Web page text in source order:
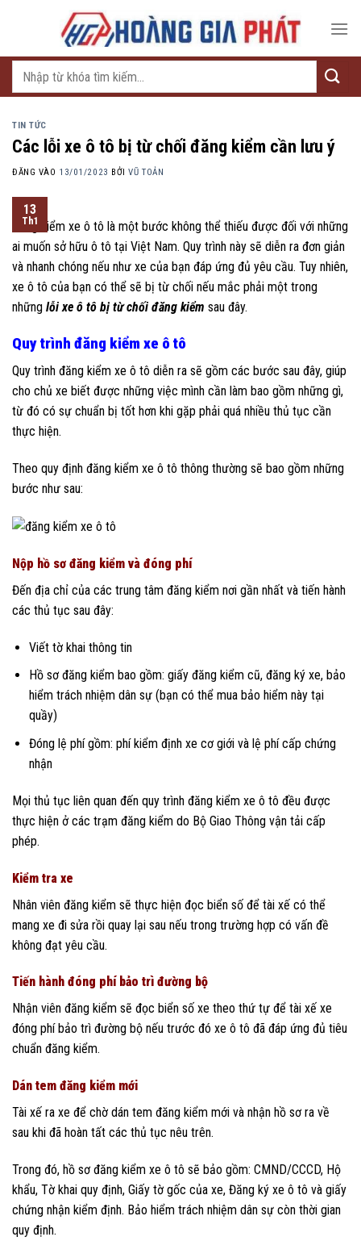
Tìm
TIN TỨC
Các lỗi xe ô tô bị từ chối đăng kiểm cần lưu ý
ĐĂNG VÀO 13/01/2023 BỞIVŨ TOẢN
13
Th1
Đăng kiểm xe ô tô là một bước không thể thiếu được đối với những
ai muốn sở hữu ô tô tại Việt Nam. Quy trình này sẽ diễn ra đơn giản
và nhanh chóng nếu như xe của bạn đáp ứng đủ yêu cầu. Tuy nhiên,
xe ô tô của bạn có thể sẽ bị từ chối nếu mắc phải một trong
những lỗi xe ô tô bị từ chối đăng kiểm sau đây.
Quy trình đăng kiểm xe ô tô
Quy trình đăng kiểm xe ô tô diễn ra sẽ gồm các bước sau đây, giúp
cho chủ xe biết được những việc mình cần làm bao gồm những gì,
từ đó có sự chuẩn bị tốt hơn khi gặp phải quá nhiều thủ tục cần
thực hiện.
Theo quy định đăng kiểm xe ô tô thông thường sẽ bao gồm những
bước như sau:
Nộp hồ sơ đăng kiểm và đóng phí
Đến địa chỉ của các trung tâm đăng kiểm nơi gần nhất và tiến hành
các thủ tục sau đây:
Viết tờ khai thông tin
Hồ sơ đăng kiểm bao gồm: giấy đăng kiểm cũ, đăng ký xe, bảo
hiểm trách nhiệm dân sự (bạn có thể mua bảo hiểm này tại
quầy)
Đóng lệ phí gồm: phí kiểm định xe cơ giới và lệ phí cấp chứng
nhận
Mọi thủ tục liên quan đến quy trình đăng kiểm xe ô tô đều được
thực hiện ở các trạm đăng kiểm do Bộ Giao Thông vận tải cấp
phép.
Kiểm tra xe
Nhân viên đăng kiểm sẽ thực hiện đọc biển số để tài xế có thể
mang xe đi sửa rồi quay lại sau nếu trong trường hợp có vấn đề
không đạt yêu cầu.
Tiến hành đóng phí bảo trì đường bộ
Nhận viên đăng kiểm sẽ đọc biển số xe theo thứ tự để tài xế xe
đóng phí bảo trì đường bộ nếu trước đó xe ô tô đã đáp ứng đủ tiêu
chuẩn đăng kiểm.
Dán tem đăng kiểm mới
Tài xế ra xe để chờ dán tem đăng kiểm mới và nhận hồ sơ ra về
sau khi đã hoàn tất các thủ tục nêu trên.
Trong đó, hồ sơ đăng kiểm xe ô tô sẽ bảo gồm: CMND/CCCD, Hộ
khẩu, Tờ khai quy định, Giấy tờ gốc của xe, Đăng ký xe ô tô và giấy
chứng nhận kiểm định. Bảo hiểm trách nhiệm dân sự còn thời gian
quy định.